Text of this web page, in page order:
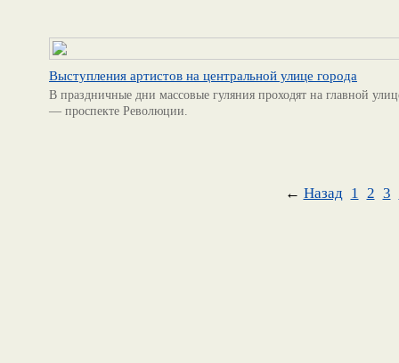
Выступления артистов на центральной улице города
В праздничные дни массовые гуляния проходят на главной
— проспекте Революции.
← Назад 1 2 3